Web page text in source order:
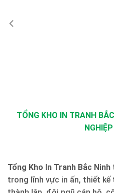
TỔNG KHO IN TRANH
Tổng Kho In Tranh Bắc Ninh
trong lĩnh vực in ấn, thiết kế